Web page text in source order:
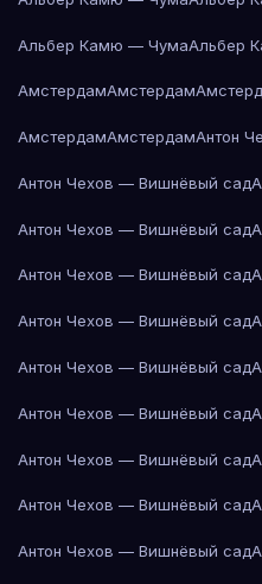
Альбер Камю — ЧумаАльбер
АмстердамАмстердам
АмстердамАмстердамАнтон
Антон Чехов — Вишнёвый сад
Антон Чехов — Вишнёвый сад
Антон Чехов — Вишнёвый сад
Антон Чехов — Вишнёвый сад
Антон Чехов — Вишнёвый сад
Антон Чехов — Вишнёвый сад
Антон Чехов — Вишнёвый сад
Антон Чехов — Вишнёвый сад
Антон Чехов — Вишнёвый сад